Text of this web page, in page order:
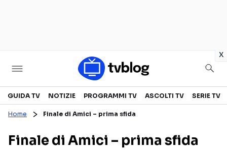
x
Televisione
CANALI TV
SERIE TV
GUIDA TV NOTIZIE PROGRAMMI TV ASCOLTI TV SERIE TV
Home Finale di Amici – prima sfida
Finale di Amici – prima sfida